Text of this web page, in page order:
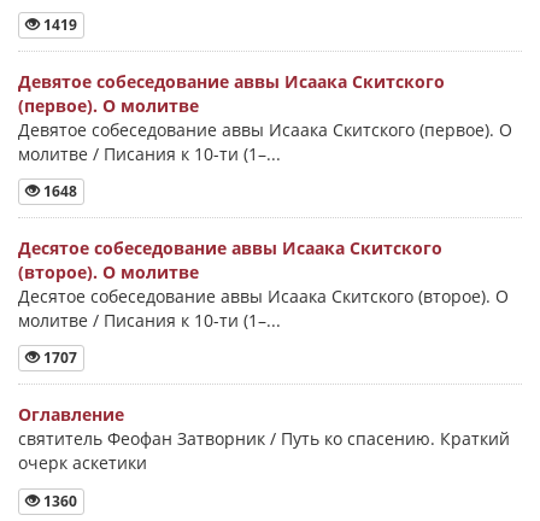
1419
Девятое собеседование аввы Исаака Скитского
(первое). О молитве
Девятое собеседование аввы Исаака Скитского (первое). О
молитве / Писания к 10-ти (1–...
1648
Десятое собеседование аввы Исаака Скитского
(второе). О молитве
Десятое собеседование аввы Исаака Скитского (второе). О
молитве / Писания к 10-ти (1–...
1707
Оглавление
святитель Феофан Затворник / Путь ко спасению. Краткий
очерк аскетики
1360